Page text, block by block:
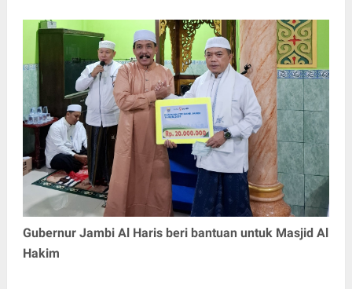
Gubernur Jambi Al Haris beri bantuan untuk Masjid Al
Hakim